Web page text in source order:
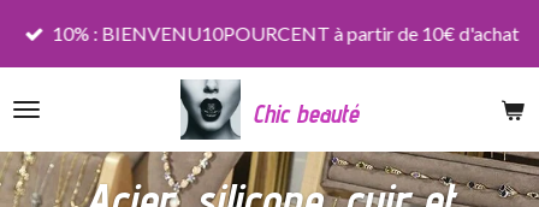
Passer
principal
Chic beauté
10% : BIENVENU10POURCENT à partir de 10€ d'achat